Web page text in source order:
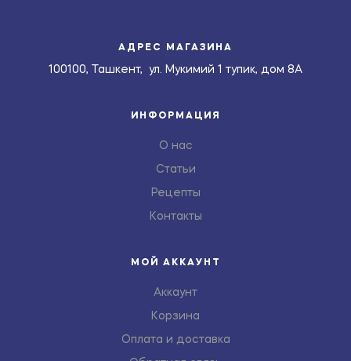
АДРЕС МАГАЗИНА
100100, Ташкент, ул. Мукимий 1 тупик, дом 8А
ИНФОРМАЦИЯ
О нас
Статьи
Рецепты
Контакты
МОЙ АККАУНТ
Аккаунт
Корзина
Оплата и доставка